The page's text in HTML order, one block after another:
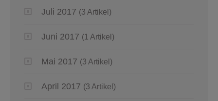
Juli 2017 (3 Artikel)
Juni 2017 (1 Artikel)
Mai 2017 (3 Artikel)
April 2017 (3 Artikel)